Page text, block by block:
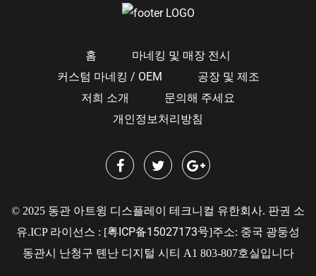
홈
마네킹 및 매장 전시
커스텀 마네킹 / OEM
공장 및 제조
저희 소개
문의해 주세요
개인정보처리방침
© 2025 동관 아트윙 디스플레이 테크니컬 유한회사. 판권 소
유.ICP 라이선스 : [粤ICP备15027173号]주소: 중국 광둥성
동관시 난청구 톈난 디지털 시티 A1 803-807호실입니다